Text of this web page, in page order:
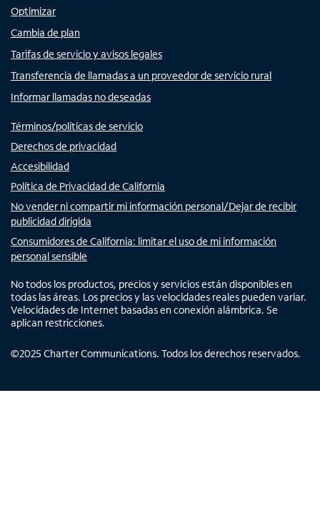
Optimizar
Cambia de plan
Tarifas de servicio y avisos legales
Transferencia de llamadas a un proveedor de servicio rural
Informar llamadas no deseadas
Términos/políticas de servicio
Derechos de privacidad
Accesibilidad
Política de Privacidad de California
No vender ni compartir mi información personal/Dejar de recibir
publicidad dirigida
Consumidores de California: limitar el uso de mi información
personal sensible
No todos los productos, precios y servicios están disponibles en
todas las áreas. Los precios y las velocidades reales pueden variar.
Velocidades de Internet basadas en conexión alámbrica. Se
aplican restricciones.
©2025 Charter Communications. Todos los derechos reservados.